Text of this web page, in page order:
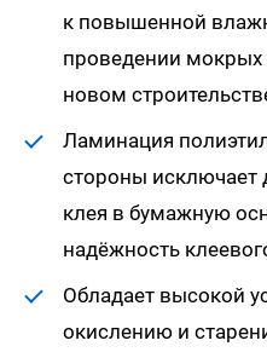
к повышенной
проведении мокрых
новом
Ламинация
стороны
клея в бумажную
надёжность
Обладает высокой
окислению и